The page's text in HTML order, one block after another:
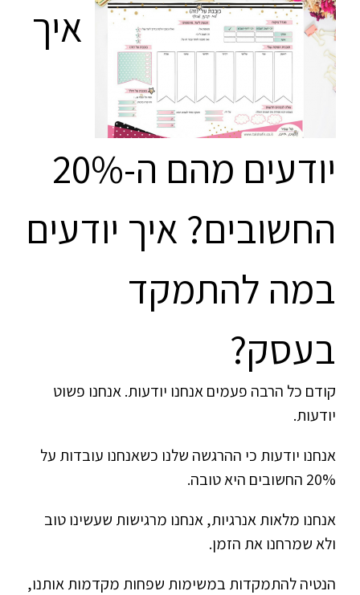
איך
יודעים מהם ה-20%
החשובים? איך יודעים
במה להתמקד
בעסק?
קודם כל הרבה פעמים אנחנו יודעות. אנחנו פשוט
יודעות.
אנחנו יודעות כי ההרגשה שלנו כשאנחנו עובדות על
20% החשובים היא טובה.
אנחנו מלאות אנרגיות, אנחנו מרגישות שעשינו טוב
ולא שמרחנו את הזמן.
הנטיה להתמקדות במשימות שפחות מקדמות אותנו,